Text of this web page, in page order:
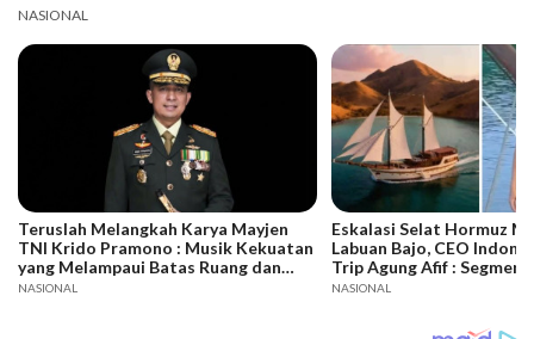
NASIONAL
Teruslah Melangkah Karya Mayjen
TNI Krido Pramono : Musik Kekuatan
yang Melampaui Batas Ruang dan
Waktu
NASIONAL
Eskalasi Selat Hormuz
Labuan Bajo, CEO
Trip Agung Afif : Segmen
Bertahan, Adaptasi Jadi
NASIONAL